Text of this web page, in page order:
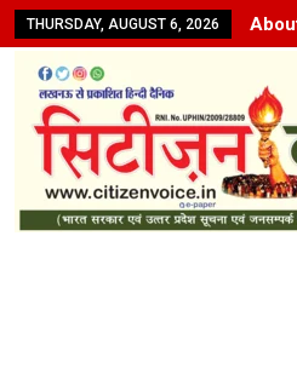
THURSDAY, AUGUST 6, 2026